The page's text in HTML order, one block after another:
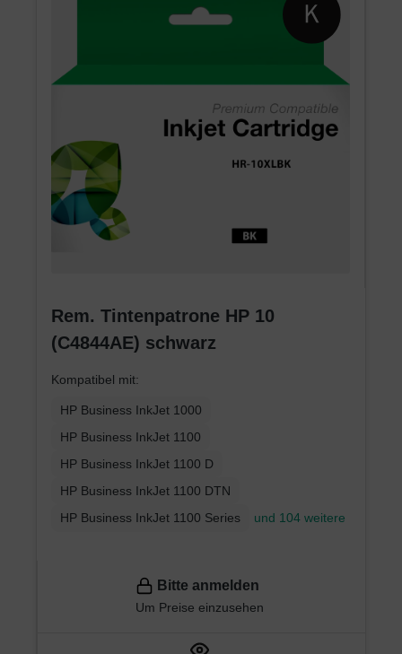
Rem. Tintenpatrone HP 10
(C4844AE) schwarz
Kompatibel mit:
HP Business InkJet 1000
HP Business InkJet 1100
HP Business InkJet 1100 D
HP Business InkJet 1100 DTN
HP Business InkJet 1100 Series
und 104 weitere
Bitte anmelden
Um Preise einzusehen